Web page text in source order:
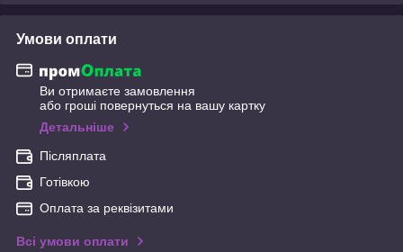
Умови оплати
Ви отримаєте замовлення
або гроші повернуться на вашу картку
Детальніше
Післяплата
Готівкою
Оплата за реквізитами
Всі умови оплати